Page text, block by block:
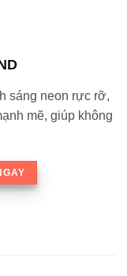
sáng neon rực rỡ,
mẽ, giúp không
giải trí - Custom